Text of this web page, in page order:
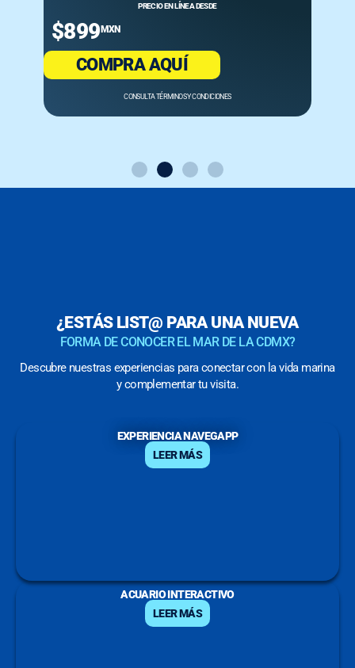
PRECIO EN LÍNEA DESDE
$899 MXN
COMPRA AQUÍ
CONSULTA TÉRMINOS Y CONDICIONES
¿ESTÁS LIST@ PARA UNA NUEVA
FORMA DE CONOCER EL MAR DE LA CDMX?
Descubre nuestras experiencias para conectar con la vida marina
y complementar tu visita.
EXPERIENCIA NAVEGAPP
LEER MÁS
ACUARIO INTERACTIVO
LEER MÁS